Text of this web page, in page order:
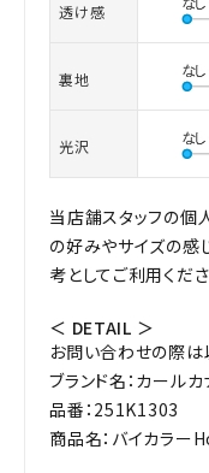
透け感
裏地
光沢
当店舗スタッフの個
の好みやサイズの感
考としてご利用くださ
＜ DETAIL ＞
お問い合わせの際は
ブランド名：カールカ
品番：251K1303
商品名：バイカラ